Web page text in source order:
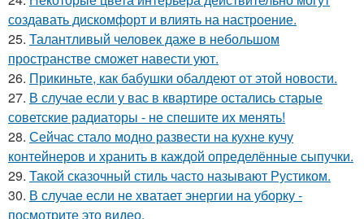
создавать дискомфорт и влиять на настроение.
25. Талантливый человек даже в небольшом
пространстве сможет навести уют.
26. Прикиньте, как бабушки обалдеют от этой новости.
27. В случае если у вас в квартире остались старые
советские радиаторы - не спешите их менять!
28. Сейчас стало модно развести на кухне кучу
контейнеров и хранить в каждой определённые сыпучки.
29. Такой сказочный стиль часто называют Рустиком.
30. В случае если не хватает энергии на уборку -
посмотрите это видео.